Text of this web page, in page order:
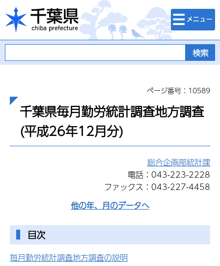
千葉県
検索・メニュ
ー
ページ番号：10589
千葉県毎月勤労統計調査地方調査
(平成26年12月分)
総合企画部統計課
電話：043-223-2228
ファックス：043-227-4458
他の年、月のデータへ
目次
毎月勤労統計調査地方調査の説明